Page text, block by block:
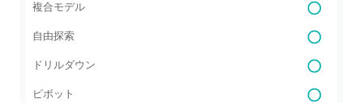
複合モデル
自由探索
ドリルダウン
ピボット